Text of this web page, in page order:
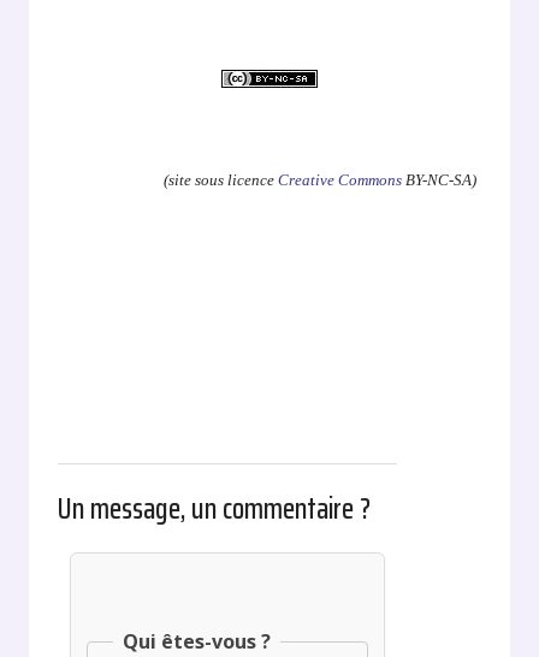
(site sous licence Creative CommonsBY-NC-SA)
Un message, un commentaire ?
Qui êtes-vous ?